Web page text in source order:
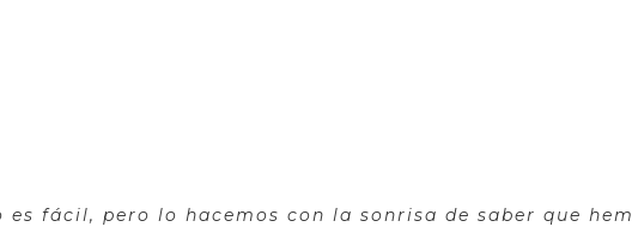
es fácil, pero lo hacemos con la sonrisa de saber que